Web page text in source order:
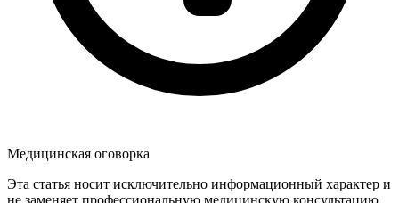
Медицинская оговорка
Эта статья носит исключительно информационный характер и
не заменяет профессиональную медицинскую консультацию,